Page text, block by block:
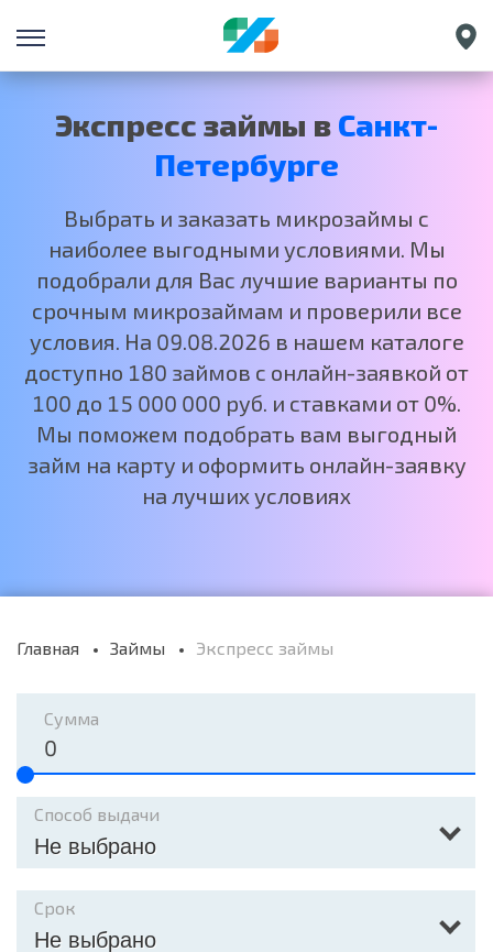
Екатеринбург
Москва
Экспресс займы в Санкт-
Петербурге
Выбрать и заказать микрозаймы с
наиболее выгодными условиями. Мы
подобрали для Вас лучшие варианты по
срочным микрозаймам и проверили все
условия. На 09.08.2026 в нашем каталоге
доступно 180 займов с онлайн-заявкой от
100 до 15 000 000 руб. и ставками от 0%.
Мы поможем подобрать вам выгодный
займ на карту и оформить онлайн-заявку
на лучших условиях
Главная Займы Экспресс займы
Сумма
Способ выдачи
Не выбрано
Срок
Не выбрано